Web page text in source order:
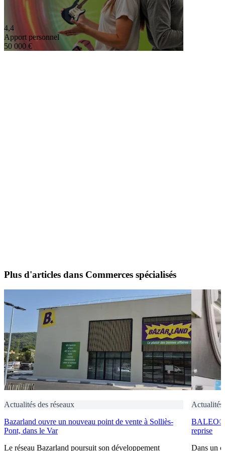
4,4
Apport personnel
50 000 €
Plus d'articles dans Commerces spécialisés
Actualités des réseaux
Bazarland ouvre un nouveau point de vente à Solliès-
Pont, dans le Var
Le réseau Bazarland poursuit son développement
Actualités
BALEO®
reprise
Dans un